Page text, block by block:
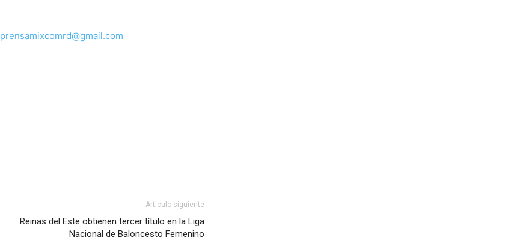
prensamixcomrd@gmail.com
Artículo siguiente
Reinas del Este obtienen tercer título en la Liga
Nacional de Baloncesto Femenino